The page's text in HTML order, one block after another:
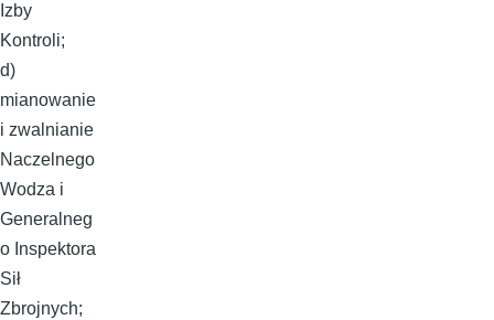
Izby
Kontroli;
d)
mianowanie
i zwalnianie
Naczelnego
Wodza i
Generalneg
o Inspektora
Sił
Zbrojnych;